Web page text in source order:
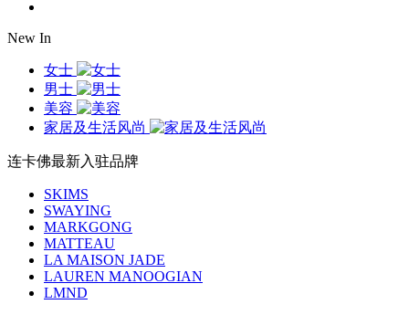
New In
女士
男士
美容
家居及生活风尚
连卡佛最新入驻品牌
SKIMS
SWAYING
MARKGONG
MATTEAU
LA MAISON JADE
LAUREN MANOOGIAN
LMND